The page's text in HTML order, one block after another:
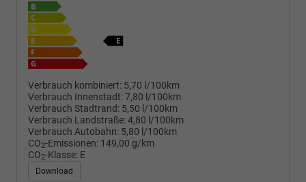
Verbrauch kombiniert: 5,70 l/100km
Verbrauch Innenstadt:7,80 l/100km
Verbrauch Stadtrand: 5,50 l/100km
Verbrauch Landstraße:4,80 l/100km
Verbrauch Autobahn: 5,80 l/100km
CO2-Emissionen: 149,00 g/km
CO2-Klasse: E
Download